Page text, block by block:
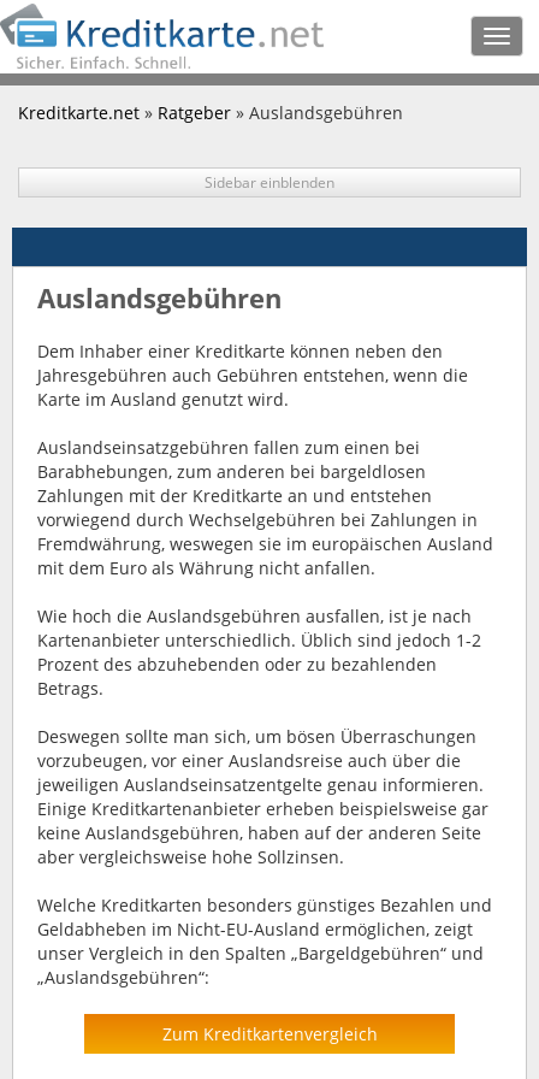
Kreditkarte.net » Ratgeber » Auslandsgebühren
Sidebar einblenden
Auslandsgebühren
Dem Inhaber einer Kreditkarte können neben den
Jahresgebühren auch Gebühren entstehen, wenn die
Karte im Ausland genutzt wird.
Auslandseinsatzgebühren fallen zum einen bei
Barabhebungen, zum anderen bei bargeldlosen
Zahlungen mit der Kreditkarte an und entstehen
vorwiegend durch Wechselgebühren bei Zahlungen in
Fremdwährung, weswegen sie im europäischen Ausland
mit dem Euro als Währung nicht anfallen.
Wie hoch die Auslandsgebühren ausfallen, ist je nach
Kartenanbieter unterschiedlich. Üblich sind jedoch 1-2
Prozent des abzuhebenden oder zu bezahlenden
Betrags.
Deswegen sollte man sich, um bösen Überraschungen
vorzubeugen, vor einer Auslandsreise auch über die
jeweiligen Auslandseinsatzentgelte genau informieren.
Einige Kreditkartenanbieter erheben beispielsweise gar
keine Auslandsgebühren, haben auf der anderen Seite
aber vergleichsweise hohe Sollzinsen.
Welche Kreditkarten besonders günstiges Bezahlen und
Geldabheben im Nicht-EU-Ausland ermöglichen, zeigt
unser Vergleich in den Spalten „Bargeldgebühren“ und
„Auslandsgebühren“:
Zum Kreditkartenvergleich